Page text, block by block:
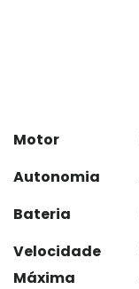
Motor
Autonomia
Bateria
Velocidade
Máxima